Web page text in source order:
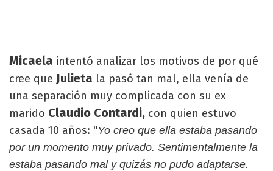
Micaela intentó analizar los motivos de por qué
cree que Julieta la pasó tan mal, ella venía de
una separación muy complicada con su ex
marido Claudio Contardi, con quien estuvo
casada 10 años: "Yo creo que ella estaba pasando
por un momento muy privado. Sentimentalmente la
estaba pasando mal y quizás no pudo adaptarse.